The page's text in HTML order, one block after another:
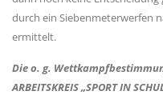
durch ein Siebenmeterwerfen
ermittelt.
Die o. g.
ARBEITSKREIS „SPORT IN